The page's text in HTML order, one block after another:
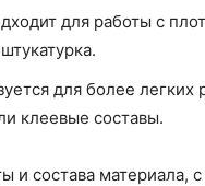
для работы с
для более легких
клеевые составы.
и состава материала,